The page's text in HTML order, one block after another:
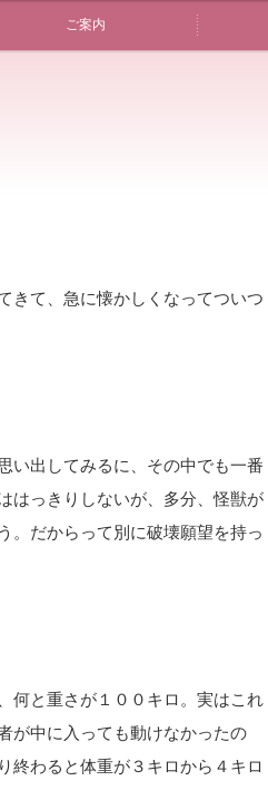
ご案内
きて、急に懐かしくなってついつ
出してみるに、その中でも一番
はっきりしないが、多分、怪獣が
。だからって別に破壊願望を持っ
何と重さが１００キロ。実はこれ
が中に入っても動けなかったの
終わると体重が３キロから４キロ